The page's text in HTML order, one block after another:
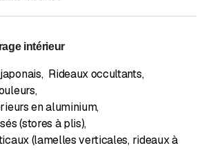
intérieur
, Rideaux occultants,
,
en aluminium,
(stores à plis),
(lamelles verticales, rideaux à